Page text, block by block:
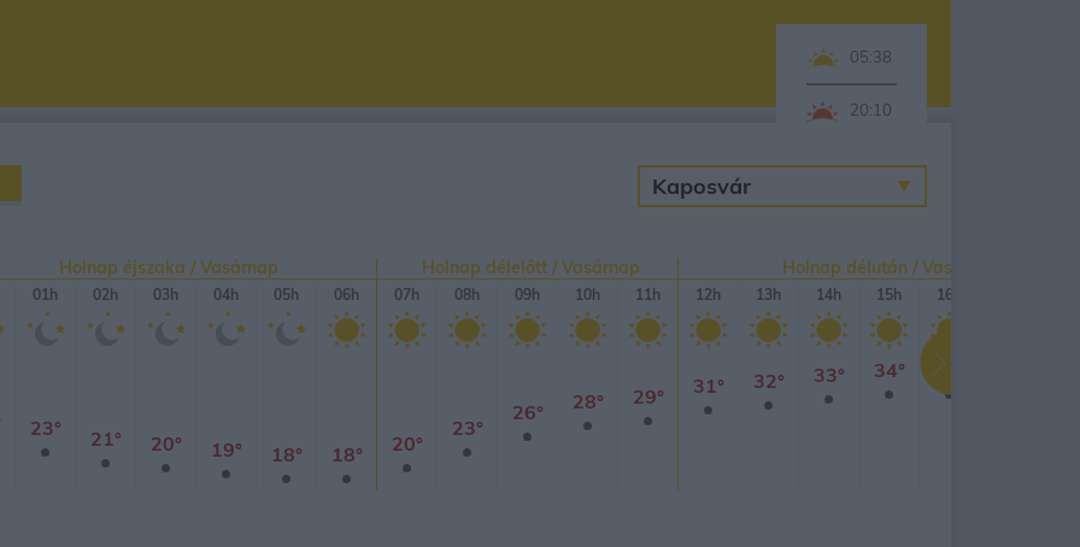
05:38
20:10
Holnap éjszaka / Vasárnap
01h
23°
02h
21°
03h
20°
04h
19°
05h
18°
06h
18°
Holnap délelőtt / Vasárnap
07h
20°
08h
23°
09h
26°
10h
28°
11h
29°
Holnap délután / Vasárnap
12h
31°
13h
32°
14h
33°
15h
34°
16h
34°